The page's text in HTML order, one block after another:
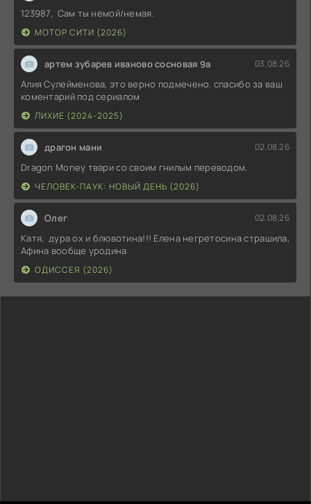
123987, Сам ты немой/немая.
МОТОР СИТИ (2026)
артем зубарев иваново сосновая 9а 03.08.26
Алия Сулейменова, это верно подмечено. спасибо за ваш
коментарий под сериалом
ЛИХИЕ (2024-2025)
драгон мани 02.08.26
Dragon Money твари со своим гнилым переводом.
ЧЕЛОВЕК-ПАУК: НОВЫЙ ДЕНЬ (2026)
Олег 02.08.26
Катя, дура ох и блювотина!!! Елена негретосина страшила,
Афина вообще уродина
ОДИССЕЯ (2026)